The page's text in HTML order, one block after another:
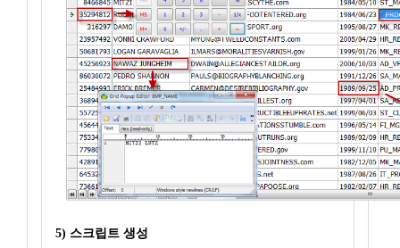
5) 스크립트 생성